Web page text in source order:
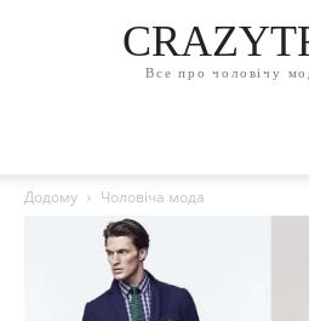
Все про чоловічу
Додому Чоловіча мода